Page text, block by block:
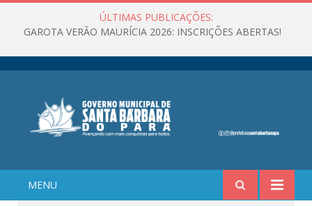
ÚLTIMAS PUBLICAÇÕES:
GAROTA VERÃO MAURÍCIA 2026: INSCRIÇÕES ABERTAS!
MENU